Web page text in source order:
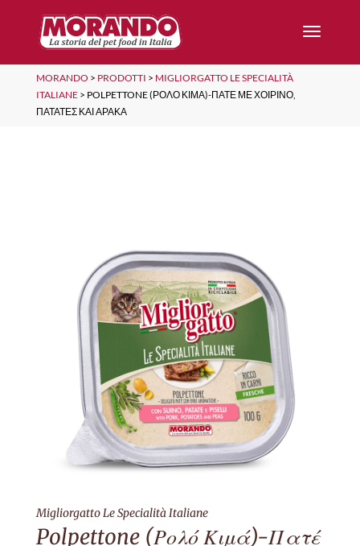
MORANDO > PRODOTTI > MIGLIORGATTO LE SPECIALITÀ
ITALIANE> POLPETTONE (ΡΟΛΌ ΚΙΜΆ)-ΠΑΤΈ ΜΕ ΧΟΙΡΙΝΌ,
ΠΑΤΆΤΕΣ ΚΑΙ ΑΡΑΚΆ
Migliorgatto Le Specialità Italiane
Polpettone (Ρολό Κιμά)-Πατέ